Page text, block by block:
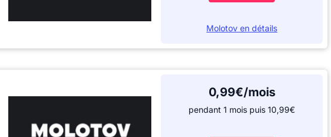
Molotov en détails
0,99€/mois
pendant 1 mois puis 10,99€